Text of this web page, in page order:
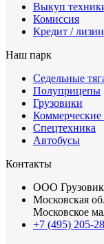
Выкуп
Комиссия
Кредит /
Наш парк
Седельные
Полуприцепы
Грузовики
Коммерческие
Спецтехника
Автобусы
Контакты
ООО
Московская
Московское
+7 (495) 205-